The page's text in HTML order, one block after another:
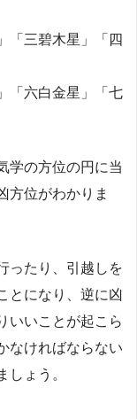
「三碧木星」「四
「六白金星」「七
学の方位の円に当
方位がわかりま
ったり、引越しを
とになり、逆に凶
いいことが起こら
なければならない
しょう。